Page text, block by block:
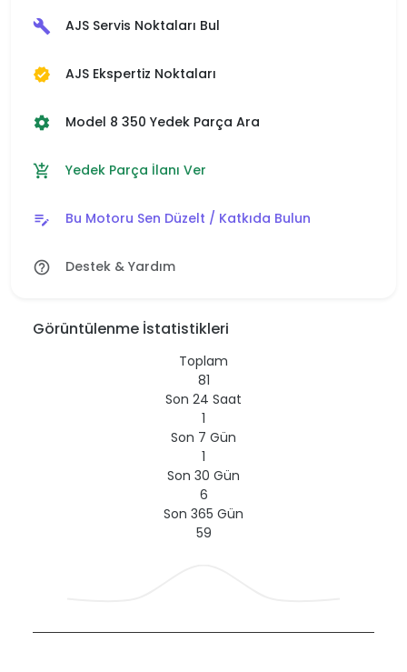
build AJS Servis Noktaları Bul
verified AJS Ekspertiz Noktaları
settings Model 8 350 Yedek Parça Ara
add_shopping_cart Yedek Parça İlanı Ver
edit_note Bu Motoru Sen Düzelt / Katkıda Bulun
help_outline Destek & Yardım
Görüntülenme İstatistikleri
Toplam
81
Son 24 Saat
1
Son 7 Gün
1
Son 30 Gün
6
Son 365 Gün
59